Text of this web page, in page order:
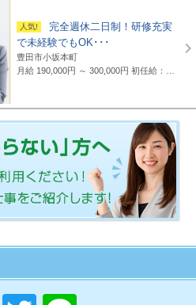
完全週休二日制！研修充実
で未経験でもOK･･･
豊田市小坂本町
月給 190,000円 ～ 300,000円初任給：16万～25万円+諸手当(地域・能力により異なる) 例：20万～25万円（東京都勤務） 平均給与：423,000円(平成29年度実績) ※給与は年間平均の税込定例給与であり、賞与は含んでおりません。